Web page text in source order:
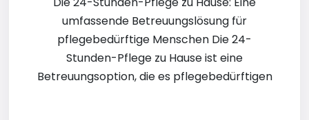
umfassende Betreuungslösung für
pflegebedürftige Menschen Die 24-
Stunden-Pflege zu Hause ist eine
Betreuungsoption, die es pflegebedürftigen